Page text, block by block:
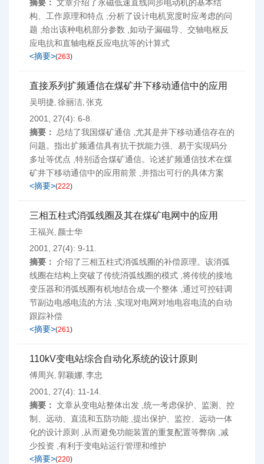
摘要： 文章介绍了永磁低速直线同步电动机的基本结
构、工作原理和特点 ;分析了设计电机宽度时应考虑的问
题 ;给出该种电机部分参数 ,如动子漏磁导、交轴电枢反
应电抗和直轴电枢反应电抗等的计算式
<摘要>(263)
直接系列扩频通信在煤矿井下移动通信中的应用
吴明捷, 徐丽洁, 张克
2001, 27(4): 6-8.
摘要：
总结了我国煤矿通信 ,尤其是井下移动通信存在的
问题。指出扩频通信具有抗干扰能力强、易于实现码分
多址等优点 ,特别适合煤矿通信。论述扩频通信技术在煤
矿井下移动通信中的应用前景 ,并指出可行的具体方案
<摘要>(222)
三相五柱式消弧线圈及其在煤矿电网中的应用
王福兴, 颜士华
2001, 27(4): 9-11.
摘要： 介绍了三相五柱式消弧线圈的补偿原理。该消弧
线圈在结构上突破了传统消弧线圈的模式 ,将传统的接地
变压器和消弧线圈有机地结合成一个整体 ,通过可控硅调
节副边电感电流的方法 ,实现对电网对地电容电流的自动
跟踪补偿
<摘要>(261)
110kV变电站综合自动化系统的设计原则
傅周兴, 郭颖娜, 李忠
2001, 27(4): 11-14.
摘要： 文章从变电站整体出发 ,统一考虑保护、监测、控
制、远动、直流和五防功能 ,提出保护、监控、远动一体
化的设计原则 ,从而避免功能装置的重复配置等弊病 ,减
少投资 ,有利于变电站运行管理和维护
<摘要>(220)